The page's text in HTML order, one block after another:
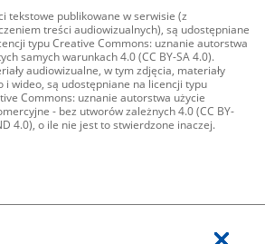
tekstowe publikowane w serwisie (z
treści audiowizualnych), są udostępniane
typu Creative Commons: uznanie autorstwa
samych warunkach 4.0 (CC BY-SA 4.0).
audiowizualne, w tym zdjęcia, materiały
i wideo, są udostępniane na licencji typu
Commons: uznanie autorstwa użycie
- bez utworów zależnych 4.0 (CC BY-
4.0), o ile nie jest to stwierdzone inaczej.